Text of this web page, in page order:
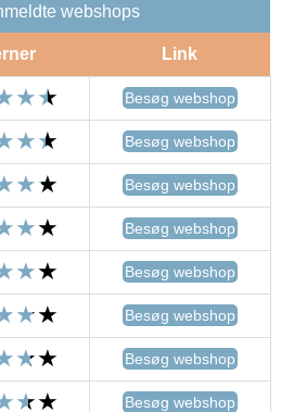
webshops
Link
Besøg webshop
Besøg webshop
Besøg webshop
Besøg webshop
Besøg webshop
Besøg webshop
Besøg webshop
Besøg webshop